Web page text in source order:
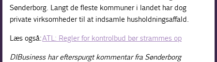
Sønderborg. Langt de fleste kommuner i landet har dog
private virksomheder til at indsamle husholdningsaffald.
Læs også:ATL: Regler for kontrolbud bør strammes op
DIBusiness har efterspurgt kommentar fra Sønderborg